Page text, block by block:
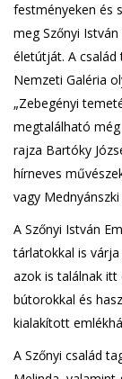
festményeken és
meg Szőnyi
életútját. A család
Nemzeti Galéria
„Zebegényi
megtalálható
rajza Bartóky
hírneves
vagy
A Szőnyi István
tárlatokkal is
azok is találnak itt
bútorokkal és
kialakított
A Szőnyi család